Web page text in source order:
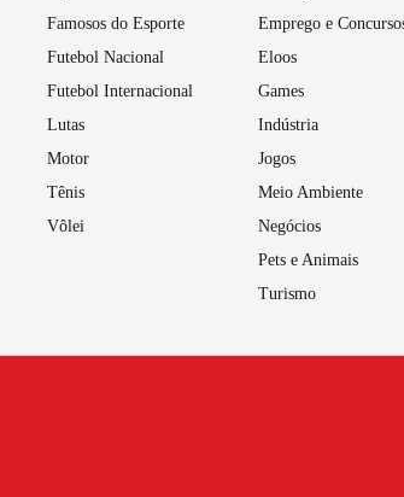
Famosos do Esporte
Futebol Nacional
Futebol Internacional
Lutas
Motor
Tênis
Vôlei
Emprego e
Eloos
Games
Indústria
Jogos
Meio Ambiente
Negócios
Pets e Animais
Turismo